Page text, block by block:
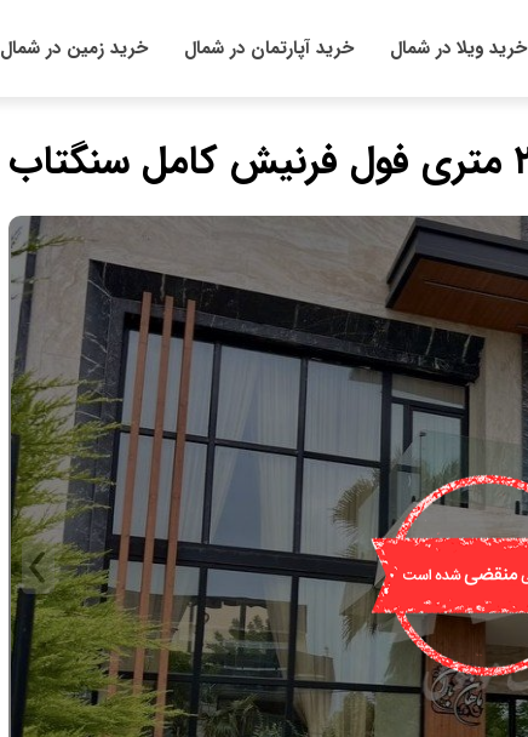
خرید ویلا در شمال خرید آپارتمان در شمال خرید زمین در شمال